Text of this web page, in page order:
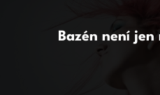
Bazén není